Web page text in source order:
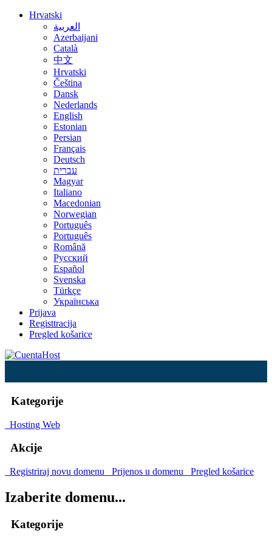
Hrvatski
العربية
Azerbaijani
Català
中文
Hrvatski
Čeština
Dansk
Nederlands
English
Estonian
Persian
Français
Deutsch
עברית
Magyar
Italiano
Macedonian
Norwegian
Português
Português
Română
Русский
Español
Svenska
Türkçe
Українська
Prijava
Registtracija
Pregled košarice
Kategorije
Hosting Web
Akcije
Registriraj novu domenu Prijenos u domenu Pregled košarice
Izaberite domenu...
Kategorije